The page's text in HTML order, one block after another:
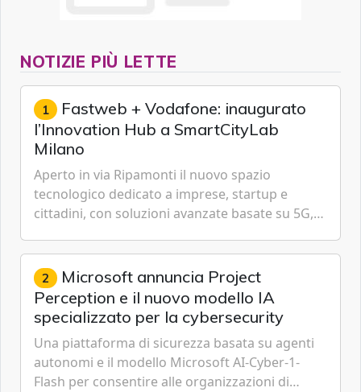
NOTIZIE PIÙ LETTE
1 Fastweb + Vodafone: inaugurato
l’Innovation Hub a SmartCityLab
Milano
Aperto in via Ripamonti il nuovo spazio
tecnologico dedicato a imprese, startup e
cittadini, con soluzioni avanzate basate su 5G,
Cybersecurity.
2 Microsoft annuncia Project
Perception e il nuovo modello IA
specializzato per la cybersecurity
Una piattaforma di sicurezza basata su agenti
autonomi e il modello Microsoft AI-Cyber-1-
Flash per consentire alle organizzazioni di